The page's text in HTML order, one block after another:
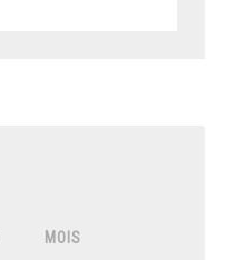
MOIS